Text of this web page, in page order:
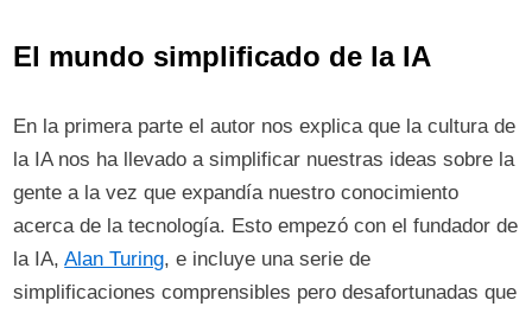
El mundo simplificado de la IA
En la primera parte el autor nos explica que la cultura de
la IA nos ha llevado a simplificar nuestras ideas sobre la
gente a la vez que expandía nuestro conocimiento
acerca de la tecnología. Esto empezó con el fundador de
la IA,Alan Turing, e incluye una serie de
simplificaciones comprensibles pero desafortunadas que